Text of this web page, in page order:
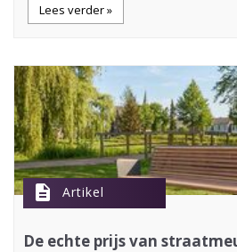
Lees verder »
description Artikel
De echte prijs van